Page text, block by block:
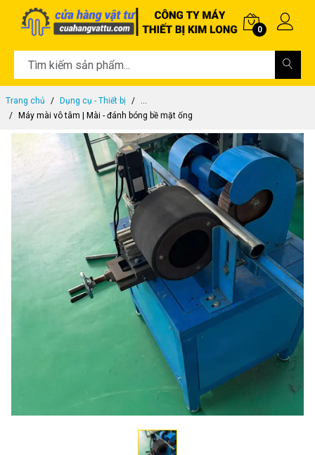
0
Trang chủ Dụng cụ - Thiết bị
...
Máy mài vô tâm | Mài - đánh bóng bề mặt ống